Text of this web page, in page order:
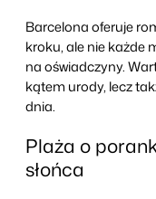
Barcelona oferuje
kroku, ale nie każde
na oświadczyny.
kątem urody, lecz
dnia.
Plaża o
słońca